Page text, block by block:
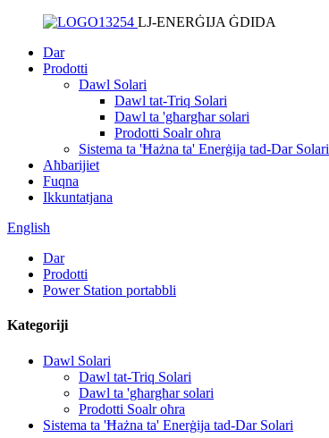
LJ-ENERĠIJA ĠDIDA
Dar
Prodotti
Dawl Solari
Dawl tat-Triq Solari
Dawl ta 'għargħar solari
Prodotti Soalr oħra
Sistema ta 'Ħażna ta' Enerġija tad-Dar Solari
Aħbarijiet
Fuqna
Ikkuntatjana
English
Dar
Prodotti
Power Station portabbli
Kategoriji
Dawl Solari
Dawl tat-Triq Solari
Dawl ta 'għargħar solari
Prodotti Soalr oħra
Sistema ta 'Ħażna ta' Enerġija tad-Dar Solari